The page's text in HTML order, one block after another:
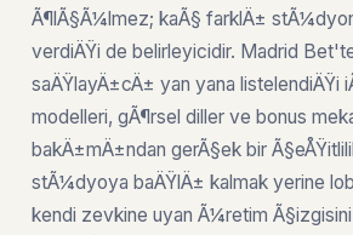
Ã¶lÃ§Ã¼lmez; kaÃ§ farklÄ±
verdiÄŸi de belirleyicidir. Madrid
saÄŸlayÄ±cÄ± yan yana listelendiÄŸi
modelleri, gÃ¶rsel diller ve bonus
bakÄ±mÄ±ndan gerÃ§ek bir
stÃ¼dyoya baÄŸlÄ± kalmak yerine
kendi zevkine uyan Ã¼retim